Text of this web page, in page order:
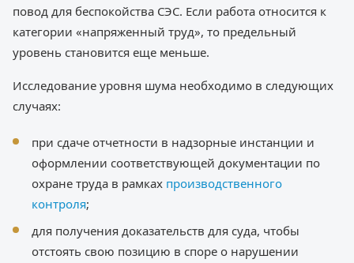
повод для беспокойства СЭС. Если работа относится к
категории «напряженный труд», то предельный
уровень становится еще меньше.
Исследование уровня шума необходимо в следующих
случаях:
при сдаче отчетности в надзорные инстанции и
оформлении соответствующей документации по
охране труда в рамках производственного
контроля;
для получения доказательств для суда, чтобы
отстоять свою позицию в споре о нарушении